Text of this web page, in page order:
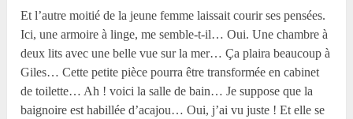
Et l’autre moitié de la jeune femme laissait courir ses pensées.
Ici, une armoire à linge, me semble-t-il… Oui. Une chambre à
deux lits avec une belle vue sur la mer… Ça plaira beaucoup à
Giles… Cette petite pièce pourra être transformée en cabinet
de toilette… Ah ! voici la salle de bain… Je suppose que la
baignoire est habillée d’acajou… Oui, j’ai vu juste ! Et elle se